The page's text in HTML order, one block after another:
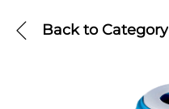
Back toCategory